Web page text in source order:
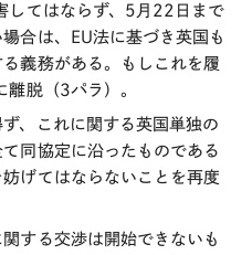
してはならず、5月22日まで
合は、EU法に基づき英国も
義務がある。もしこれを履
脱（3パラ）。
、これに関する英国単独の
同協定に沿ったものである
げてはならないことを再度
する交渉は開始できないも